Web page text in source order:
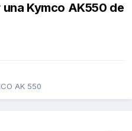
Kymco AK550 de
AK 550